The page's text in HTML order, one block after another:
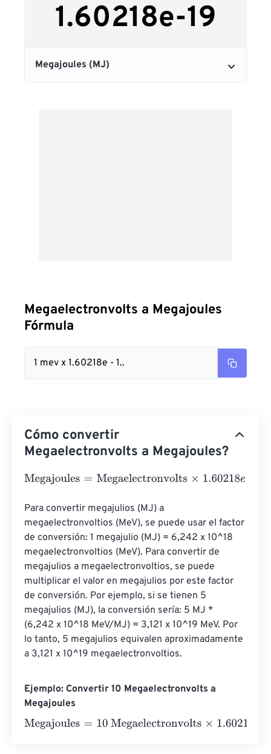
Megaelectronvolts a Megajoules
Fórmula
1 mev x 1.60218e - 1..
Cómo convertir
Megaelectronvolts a Megajoules?
Megajoules= Megaelectronvolts×1.60218 e-19
Para convertir megajulios (MJ) a
megaelectronvoltios (MeV), se puede usar el factor
de conversión: 1 megajulio (MJ) = 6,242 x 10^18
megaelectronvoltios (MeV). Para convertir de
megajulios a megaelectronvoltios, se puede
multiplicar el valor en megajulios por este factor
de conversión. Por ejemplo, si se tienen 5
megajulios (MJ), la conversión sería: 5 MJ *
(6,242 x 10^18 MeV/MJ) = 3,121 x 10^19 MeV. Por
lo tanto, 5 megajulios equivalen aproximadamente
a 3,121 x 10^19 megaelectronvoltios.
Ejemplo: Convertir 10 Megaelectronvolts a
Megajoules
Megajoules= 10 Megaelectronvolts×1.60218 e-19=0